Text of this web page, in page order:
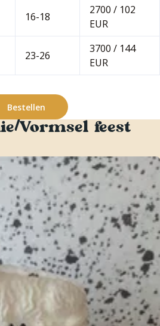
16-18
2700 / 102
EUR
23-26
3700 / 144
EUR
Bestellen
Vormsel feest